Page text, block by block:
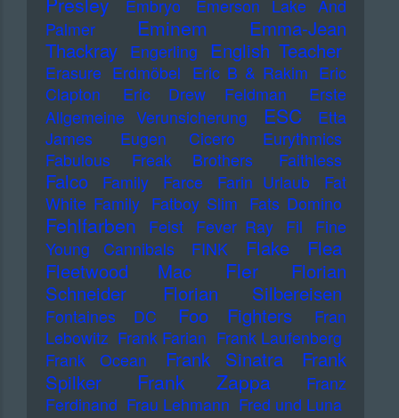
Embryo
Emerson Lake And
Palmer
Eminem
Emma-Jean
Thackray
Engerling English Teacher
Erasure Erdmöbel Eric B & Rakim Eric
Clapton
Eric Drew Feldman
Erste
Allgemeine Verunsicherung
ESC
Etta
James
Eugen Cicero
Eurythmics
Fabulous Freak Brothers
Faithless
Falco Family Farce Farin Urlaub
Fat
White Family Fatboy Slim Fats Domino
Fehlfarben Feist Fever Ray Fil
Fine
Young Cannibals
FINK Flake
Flea
Fleetwood Mac
Fler
Florian
Schneider
Florian Silbereisen
Fontaines DC Foo Fighters
Fran
Lebowitz Frank Farian Frank Laufenberg
Frank Ocean
Frank Sinatra
Frank
Spilker
Frank Zappa
Franz
Ferdinand Frau Lehmann Fred und Luna